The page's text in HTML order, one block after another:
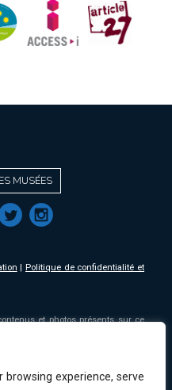
browsing experience, serve
MUSÉES
e
Politique de confidentialité et
et photos présents sur ce
ofMSW.